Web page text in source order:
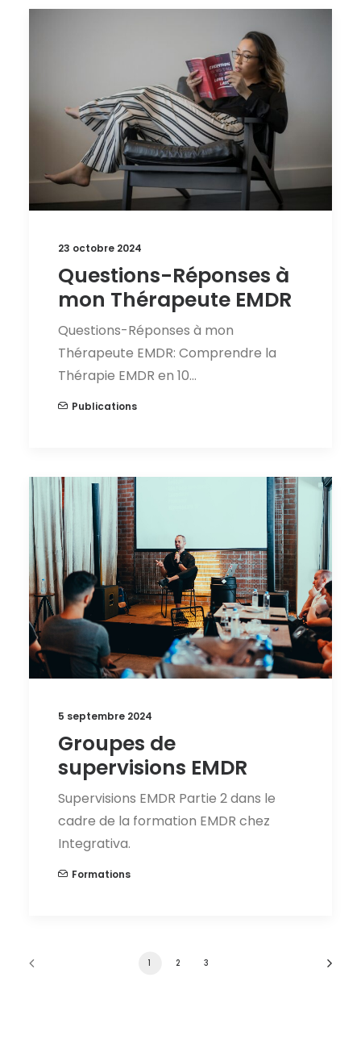
23 octobre 2024
Questions-Réponses à
mon Thérapeute EMDR
Questions-Réponses à mon
Thérapeute EMDR: Comprendre la
Thérapie EMDR en 10…
Publications
5 septembre 2024
Groupes de
supervisions EMDR
Supervisions EMDR Partie 2 dans le
cadre de la formation EMDR chez
Integrativa.
Formations
1 2 3